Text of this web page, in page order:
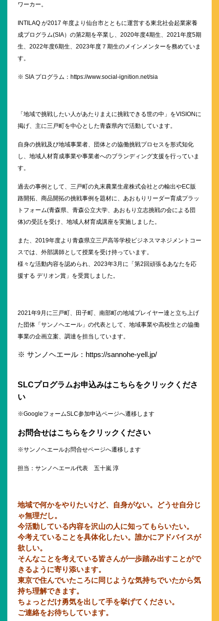
ワーカー。
INTILAQ が2017 年度より仙台市とともに運営する東北社会起業家養
成プログラム(SIA）の第2期を卒業し、2020年度4期生、2021年度5期
生、2022年度6期生、2023年度７期生のメインメンターを務めていま
す。
※ SIA プログラム： https://www.social-ignition.net/sia
「地域で挑戦したい人があたりまえに挑戦できる世の中」をVISIONに
掲げ、主に三戸町を中心とした青森県内で活動しています。
自身の挑戦及び地域事業者、団体との協働挑戦プロセスを形式知化
し、地域人材育成事業や事業者へのブランディング支援を行っていま
す。
過去の事例として、三戸町の丸末農業生産株式会社との輸出やEC販
路開拓、商品開拓の挑戦事例を題材に、あおもりリーダー育成プラッ
トフォーム(青森県、青森公立大学、あおもり立志挑戦の会による団
体)の受託を受け、地域人材育成講座を実施しました。
また、2019年度より青森県立三戸高等学校ビジネスマネジメントコー
スでは、外部講師として授業を受け持っています。
様々な活動内容を認められ、2023年3月に「第2回頑張るあなたを応
援する デリオン賞」を受賞しました。
2021年9月に三戸町、田子町、南部町の地域プレイヤー達と立ち上げ
た団体「サンノヘエール」の代表として、地域事業や高校生との協働
事業の企画立案、調達を担当しています。
※ サンノヘエール： https://sannohe-yell.jp/
SLCプログラムお申込みはこちらをクリックくださ
い
※GoogleフォームSLC参加申込ページへ遷移します
お問合せはこちらをクリックください
※サンノヘエールお問合せページへ遷移します
担当：サンノヘエール代表 五十嵐 淳
地域で何かをやりたいけど、自身がない。どうせ自分じ
ゃ無理だし。
今活動している内容を沢山の人に知ってもらいたい。
今考えていることを具体化したい。誰かにアドバイスが
欲しい。
そんなことを考えている皆さんが一歩踏み出すことがで
きるように寄り添います。
東京で住んでいたころに同じような気持ちでいたから気
持ち理解できます。
ちょっとだけ勇気を出して手を挙げてください。
ご連絡をお待ちしています。